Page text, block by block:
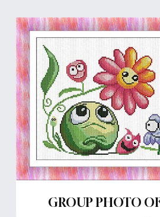
GROUP PHOTO